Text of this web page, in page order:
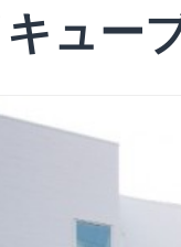
ュー